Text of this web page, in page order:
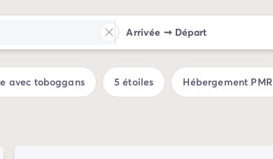
Arrivée ➞ Départ
avec toboggans 5 étoiles Hébergement PMR